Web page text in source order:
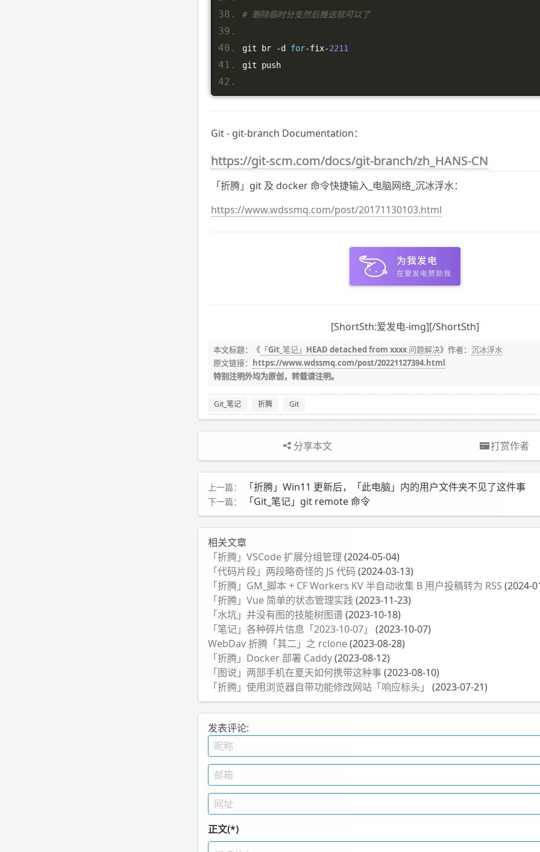
# 删除临时分支然后推送就可以了
git br -d for-fix-2211
git push
Git - git-branch Documentation：
https://git-scm.com/docs/git-branch/zh_HANS-CN
「折腾」git 及 docker 命令快捷输入_电脑网络_沉冰浮水：
https://www.wdssmq.com/post/20171130103.html
[ShortSth:爱发电-img][/ShortSth]
本文标题：《「Git_笔记」HEAD detached from xxxx 问题解决》作者： 沉冰浮水
原文链接： https://www.wdssmq.com/post/20221127394.html
特别注明外均为原创，转载请注明。
Git_笔记 折腾 Git
分享本文 打赏作者
上一篇： 「折腾」Win11 更新后，「此电脑」内的用户文件夹不见了这件事
下一篇： 「Git_笔记」git remote 命令
相关文章
「折腾」VSCode 扩展分组管理 (2024-05-04)
「代码片段」两段略奇怪的 JS 代码 (2024-03-13)
「折腾」GM_脚本 + CF Workers KV 半自动收集 B 用户投稿转为 RSS (2024-
「折腾」Vue 简单的状态管理实践(2023-11-23)
「水坑」并没有图的技能树图谱(2023-10-18)
「笔记」各种碎片信息「2023-10-07」
(2023-10-07)
WebDav 折腾「其二」之 rclone(2023-08-28)
「折腾」Docker 部署 Caddy(2023-08-12)
「图说」两部手机在夏天如何携带这种事(2023-08-10)
「折腾」使用浏览器自带功能修改网站「响应标头」
(2023-07-21)
发表评论:
正文(*)